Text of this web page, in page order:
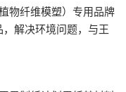
物纤维模塑）专用品牌
解决环境问题，与王